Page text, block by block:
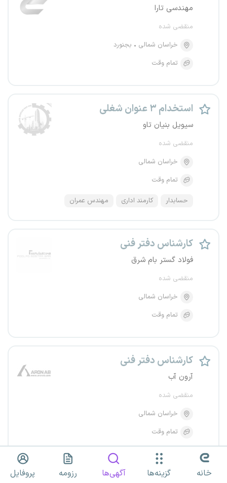
مهندسی تارا
منقضی شده
خراسان شمالی
بجنورد
تمام وقت
استخدام ۳ عنوان شغلی
سیویل بنیان تاو
منقضی شده
خراسان شمالی
تمام وقت
حسابدار کارمند اداری مهندس عمران
کارشناس دفتر فنی
فولاد گستر بام شرق
منقضی شده
خراسان شمالی
تمام وقت
کارشناس دفتر فنی
آرون آب
منقضی شده
خراسان شمالی
تمام وقت
سرپرست دفتر فنی خانه گزینه‌ها آگهی‌ها رزومه پروفایل